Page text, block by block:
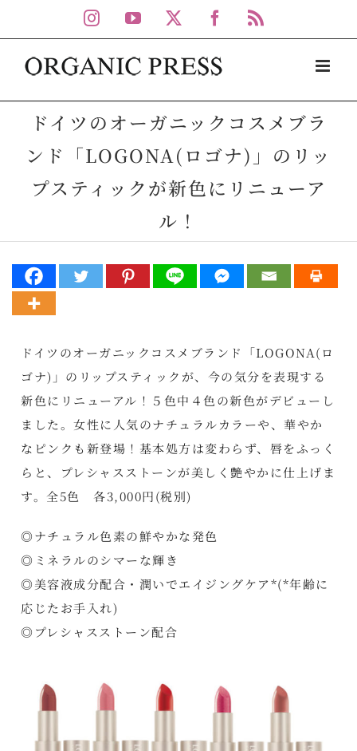
to
content
Instagram
YouTube Facebook
ドイツのオーガニックコスメブラ
ンド「LOGONA(ロゴナ)」のリッ
プスティックが新色にリニューア
ル！
ドイツのオーガニックコスメブランド「LOGONA(ロ
ゴナ)」のリップスティックが、今の気分を表現する
新色にリニューアル！５色中４色の新色がデビューし
ました。女性に人気のナチュラルカラーや、華やか
なピンクも新登場！基本処方は変わらず、唇をふっく
らと、プレシャスストーンが美しく艶やかに仕上げま
す。全5色 各3,000円(税別)
◎ナチュラル色素の鮮やかな発色
◎ミネラルのシマーな輝き
◎美容液成分配合・潤いでエイジングケア*(*年齢に
応じたお手入れ)
◎プレシャスストーン配合